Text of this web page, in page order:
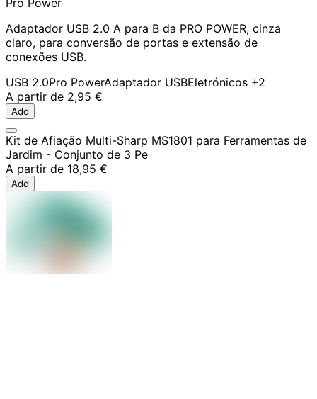
Pro Power
Adaptador USB 2.0 A para B da PRO POWER, cinza
claro, para conversão de portas e extensão de
conexões USB.
USB 2.0Pro PowerAdaptador USBEletrónicos +2
A partir de 2,95 €
Add
Kit de Afiação Multi-Sharp MS1801 para Ferramentas de
Jardim - Conjunto de 3 Pe
A partir de 18,95 €
Add